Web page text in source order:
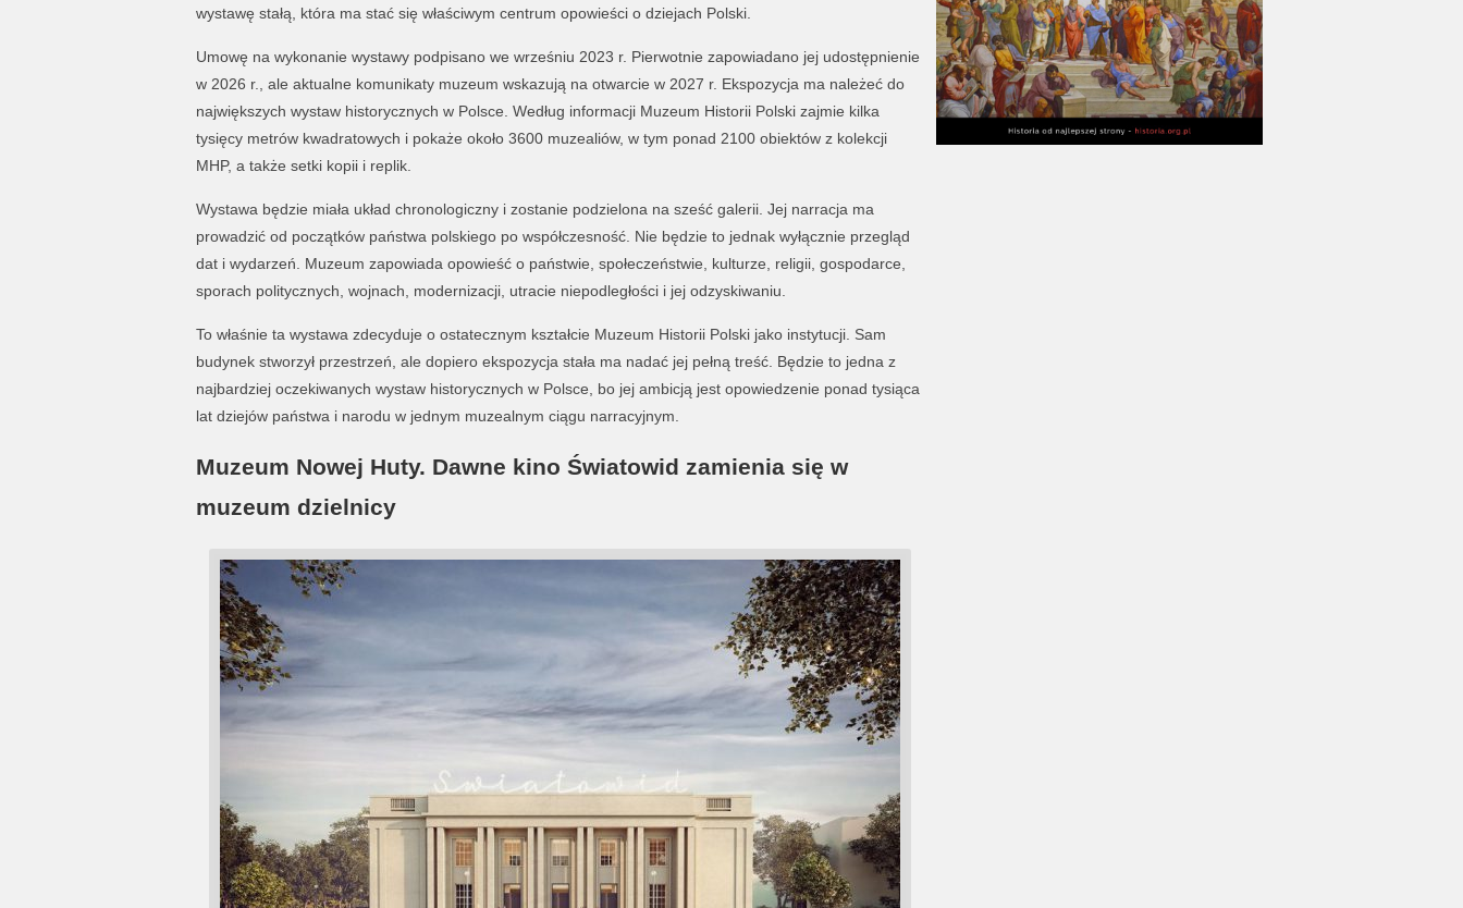
wystawę stałą, która ma stać się właściwym centrum opowieści o dziejach Polski.
Umowę na wykonanie wystawy podpisano we wrześniu 2023 r. Pierwotnie zapowiadano jej udostępnienie
w 2026 r., ale aktualne komunikaty muzeum wskazują na otwarcie w 2027 r. Ekspozycja ma należeć do
największych wystaw historycznych w Polsce. Według informacji Muzeum Historii Polski zajmie kilka
tysięcy metrów kwadratowych i pokaże około 3600 muzealiów, w tym ponad 2100 obiektów z kolekcji
MHP, a także setki kopii i replik.
Wystawa będzie miała układ chronologiczny i zostanie podzielona na sześć galerii. Jej narracja ma
prowadzić od początków państwa polskiego po współczesność. Nie będzie to jednak wyłącznie przegląd
dat i wydarzeń. Muzeum zapowiada opowieść o państwie, społeczeństwie, kulturze, religii, gospodarce,
sporach politycznych, wojnach, modernizacji, utracie niepodległości i jej odzyskiwaniu.
To właśnie ta wystawa zdecyduje o ostatecznym kształcie Muzeum Historii Polski jako instytucji. Sam
budynek stworzył przestrzeń, ale dopiero ekspozycja stała ma nadać jej pełną treść. Będzie to jedna z
najbardziej oczekiwanych wystaw historycznych w Polsce, bo jej ambicją jest opowiedzenie ponad tysiąca
lat dziejów państwa i narodu w jednym muzealnym ciągu narracyjnym.
Muzeum Nowej Huty. Dawne kino Światowid zamienia się w
muzeum dzielnicy